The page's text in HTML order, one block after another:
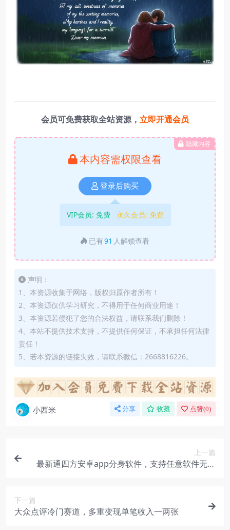
会员可免费获取全站资源， 立即开通会员
隐藏内容
本内容需权限查看
登录后购买
VIP会员: 免费 永久会员: 免费
已有91 人解锁查看
声明：
1、本资源收集于网络，版权归原作者所有！
2、本资源仅供学习研究，不得用于任何商业用途！
3、本资源若侵犯了您的合法权益，请联系我们删除！
4、本站不提供技术支持，不提供任何保证，不承担任何法律
责任！
5、若本资源的链接失效，请联系微信：2668816226。
小西米 分享 收藏 点赞(0)
上一篇
最新通四方安卓app分身软件，支持任意软件无限
下一篇
大众点评冷门赛道，多重变现单笔收入一两张